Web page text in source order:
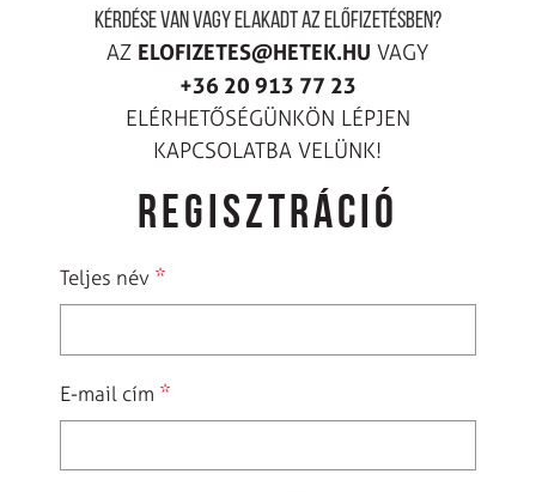
KÉRDÉSE VAN VAGY ELAKADT AZ ELŐFIZETÉSBEN?
AZ ELOFIZETES@HETEK.HU VAGY
+36 20 913 77 23
ELÉRHETŐSÉGÜNKÖN LÉPJEN
KAPCSOLATBA VELÜNK!
REGISZTRÁCIÓ
Teljes név *
E-mail cím *